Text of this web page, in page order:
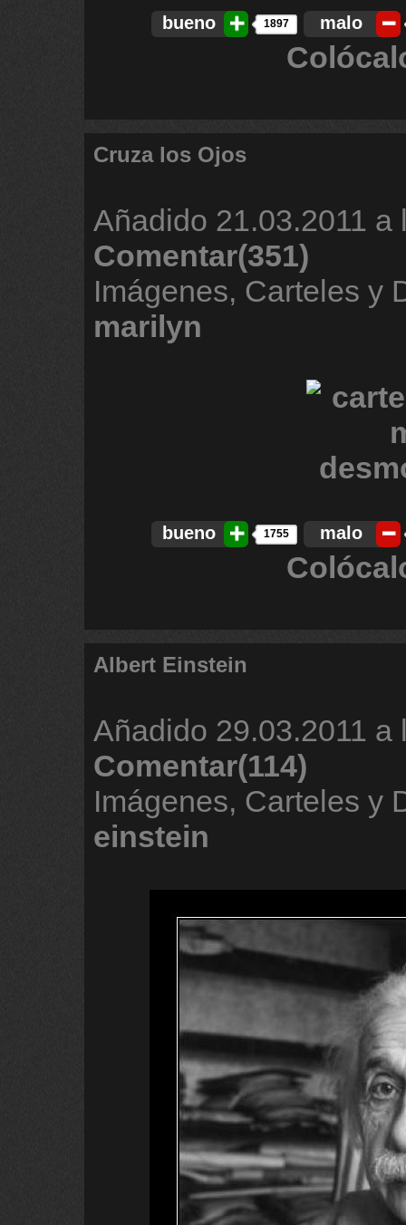
bueno 1897 malo
Cruza los Ojos
Añadido 21.03.2011 a
Comentar(351)
Imágenes, Carteles y
marilyn
bueno 1755 malo
Albert Einstein
Añadido 29.03.2011 a
Comentar(114)
Imágenes, Carteles y
einstein